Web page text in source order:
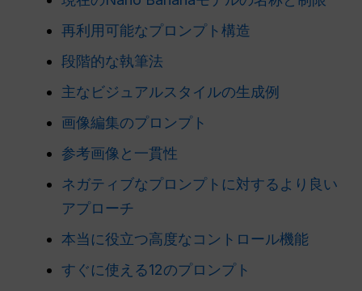
再利用可能なプロンプト構造
段階的な執筆法
主なビジュアルスタイルの生成例
画像編集のプロンプト
参考画像と一貫性
ネガティブなプロンプトに対するより良い
アプローチ
本当に役立つ高度なコントロール機能
すぐに使える12のプロンプト